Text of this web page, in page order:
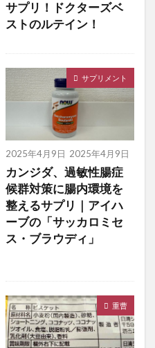
サプリ！ドクターズベ
ストのルテイン！
サプリメント
2025年4月9日 2025年4月9日
カンジダ、過敏性腸症
候群対策に腸内環境を
整えるサプリ｜アイハ
ーブの「サッカロミセ
ス・ブラウディ」
重曹